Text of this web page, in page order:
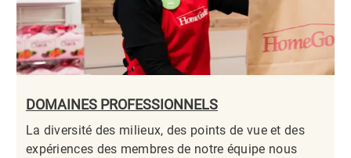
DOMAINES PROFESSIONNELS
La diversité des milieux, des points de vue et des
expériences des membres de notre équipe nous